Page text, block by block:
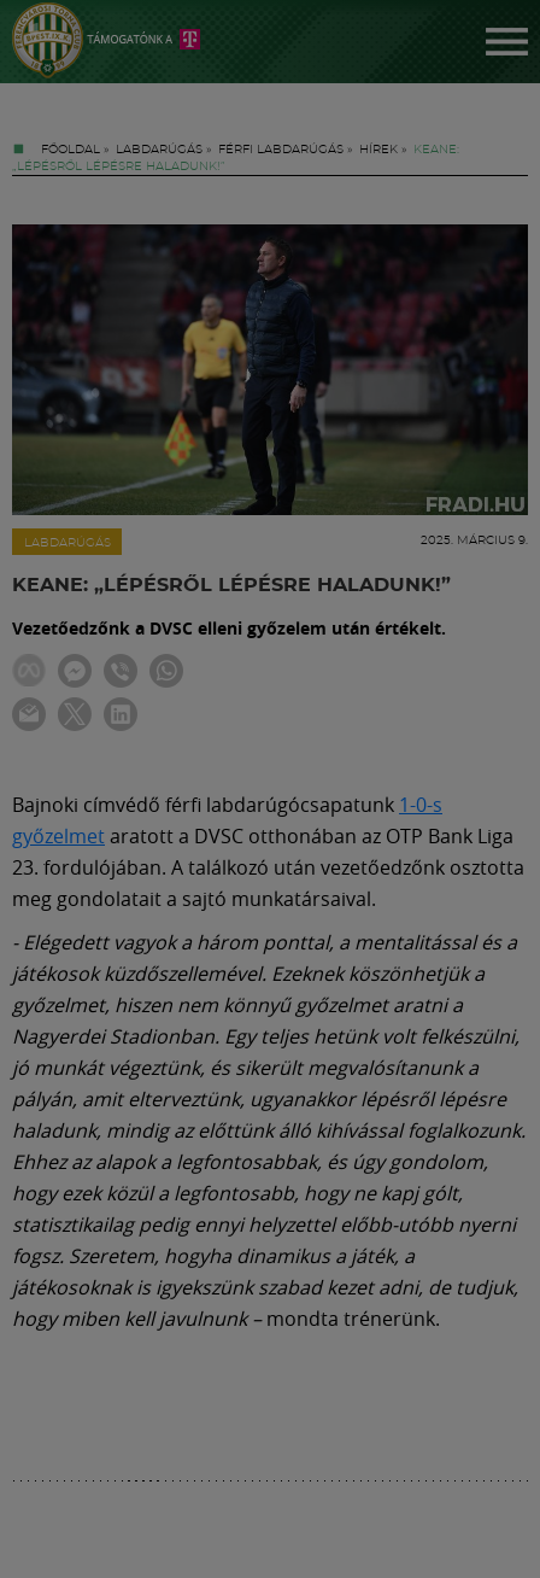
FŐOLDAL » LABDARÚGÁS » FÉRFI LABDARÚGÁS » HÍREK »
KEANE:
„LÉPÉSRŐL LÉPÉSRE HALADUNK!”
LABDARÚGÁS 2025. MÁRCIUS 9.
KEANE: „LÉPÉSRŐL LÉPÉSRE HALADUNK!”
Vezetőedzőnk a DVSC elleni győzelem után értékelt.
Bajnoki címvédő férfi labdarúgócsapatunk 1-0-s
győzelmetaratott a DVSC otthonában az OTP Bank Liga
23. fordulójában. A találkozó után vezetőedzőnk osztotta
meg gondolatait a sajtó munkatársaival.
- Elégedett vagyok a három ponttal, a mentalitással és a
játékosok küzdőszellemével. Ezeknek köszönhetjük a
győzelmet, hiszen nem könnyű győzelmet aratni a
Nagyerdei Stadionban. Egy teljes hetünk volt felkészülni,
jó munkát végeztünk, és sikerült megvalósítanunk a
pályán, amit elterveztünk, ugyanakkor lépésről lépésre
haladunk, mindig az előttünk álló kihívással foglalkozunk.
Ehhez az alapok a legfontosabbak, és úgy gondolom,
hogy ezek közül a legfontosabb, hogy ne kapj gólt,
statisztikailag pedig ennyi helyzettel előbb-utóbb nyerni
fogsz. Szeretem, hogyha dinamikus a játék, a
játékosoknak is igyekszünk szabad kezet adni, de tudjuk,
hogy miben kell javulnunk –mondta trénerünk.
Jegyek
FM YouTube +
Labdarúgás
Szakosztályok
Meccscenter
Szolgáltatások
Shop
Közösség
Múzeum
English